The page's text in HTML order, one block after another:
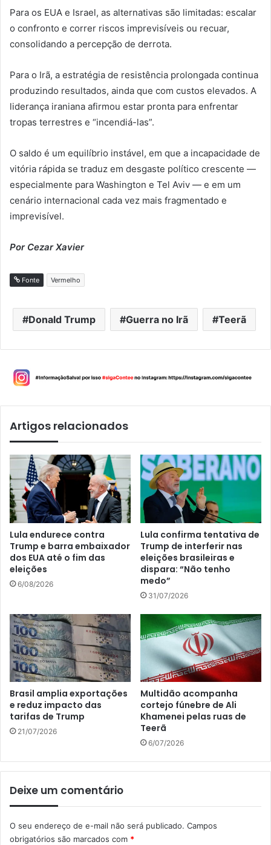
Para os EUA e Israel, as alternativas são limitadas: escalar
o confronto e correr riscos imprevisíveis ou recuar,
consolidando a percepção de derrota.
Para o Irã, a estratégia de resistência prolongada continua
produzindo resultados, ainda que com custos elevados. A
liderança iraniana afirmou estar pronta para enfrentar
tropas terrestres e “incendiá-las”.
O saldo é um equilíbrio instável, em que a incapacidade de
vitória rápida se traduz em desgaste político crescente —
especialmente para Washington e Tel Aviv — e em um
cenário internacional cada vez mais fragmentado e
imprevisível.
Por Cezar Xavier
Fonte Vermelho
Donald Trump Guerra no Irã Teerã
Artigos relacionados
Lula endurece contra
Trump e barra embaixador
dos EUA até o fim das
eleições
6/08/2026
Lula confirma tentativa de
Trump de interferir nas
eleições brasileiras e
dispara: “Não tenho
medo”
31/07/2026
Brasil amplia exportações
e reduz impacto das
tarifas de Trump
21/07/2026
Multidão acompanha
cortejo fúnebre de Ali
Khamenei pelas ruas de
Teerã
6/07/2026
Deixe um comentário
O seu endereço de e-mail não será publicado. Campos
obrigatórios são marcados com *